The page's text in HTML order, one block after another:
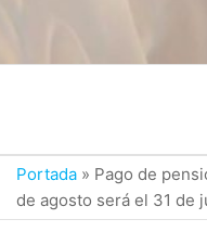
Portada » Pago de
de agosto será el 31 de